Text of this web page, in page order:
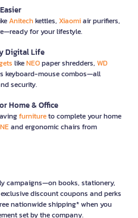
Anitechkettles, Xiaomiair purifiers,
for your lifestyle.
Digital Life
likeNEOpaper shredders, WD
keyboard-mouse combos—all
security.
Home & Office
furnitureto complete your home
and ergonomic chairs from
campaigns—on books, stationery,
discount coupons and perks
nationwide shipping* when you
set by the company.